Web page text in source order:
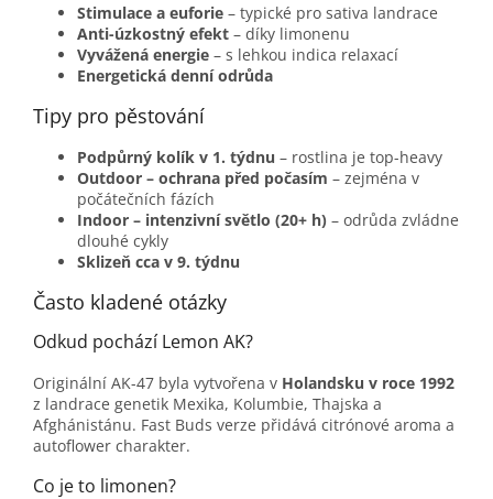
Stimulace a euforie – typické pro sativa landrace
Anti-úzkostný efekt – díky limonenu
Vyvážená energie – s lehkou indica relaxací
Energetická denní odrůda
Tipy pro pěstování
Podpůrný kolík v 1. týdnu – rostlina je top-heavy
Outdoor – ochrana před počasím – zejména v
počátečních fázích
Indoor – intenzivní světlo (20+ h) – odrůda zvládne
dlouhé cykly
Sklizeň cca v 9. týdnu
Často kladené otázky
Odkud pochází Lemon AK?
Originální AK-47 byla vytvořena v Holandsku v roce 1992
z landrace genetik Mexika, Kolumbie, Thajska a
Afghánistánu. Fast Buds verze přidává citrónové aroma a
autoflower charakter.
Co je to limonen?